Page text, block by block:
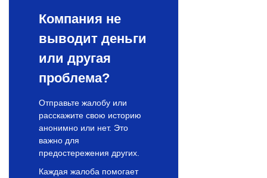
Компания не
выводит деньги
или другая
проблема?
Отправьте жалобу или
расскажите свою историю
анонимно или нет. Это
важно для
предостережения других.
Каждая жалоба помогает